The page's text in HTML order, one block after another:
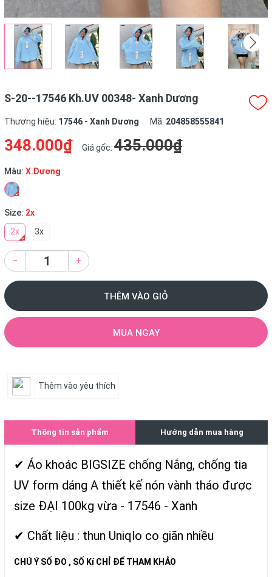
S-20--17546 Kh.UV 00348- Xanh Dương
Thương hiệu: 17546 - Xanh Dương Mã: 204858555841
348.000₫ Giá gốc: 435.000₫
Màu: X.Dương
Size: 2x
2x
3x
– +
THÊM VÀO GIỎ
MUA NGAY
Thêm vào yêu thích
Thông tin sản phẩm Hướng dẫn mua hàng
✔ Áo khoác BIGSIZE chống Nắng, chống tia
UV form dáng A thiết kế nón vành tháo được
size ĐẠI 100kg vừa - 17546 - Xanh
✔ Chất liệu : thun Uniqlo co giãn nhiều
CHÚ Ý SỐ ĐO , SỐ Kí CHỈ ĐỂ THAM KHẢO